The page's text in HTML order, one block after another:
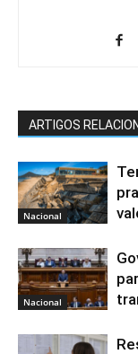
ARTIGOS
Nacional
Nacional